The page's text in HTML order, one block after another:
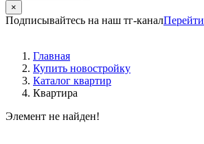
×
Подписывайтесь на наш тг-каналПерейти
Главная
Купить новостройку
Каталог квартир
Квартира
Элемент не найден!